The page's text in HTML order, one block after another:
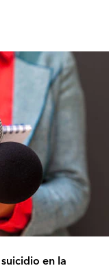
en la